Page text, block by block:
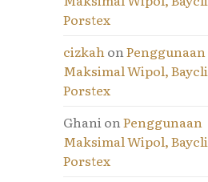
Porstex
cizkahonPenggunaan
Maksimal Wipol,
Porstex
GhanionPenggunaan
Maksimal Wipol,
Porstex